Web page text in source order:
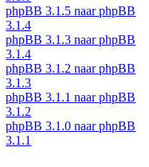
phpBB 3.1.5 naar phpBB
3.1.4
phpBB 3.1.3 naar phpBB
3.1.4
phpBB 3.1.2 naar phpBB
3.1.3
phpBB 3.1.1 naar phpBB
3.1.2
phpBB 3.1.0 naar phpBB
3.1.1